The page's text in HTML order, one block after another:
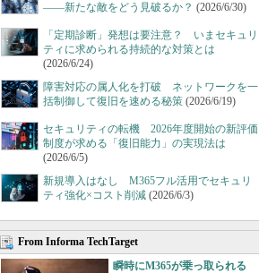
――新たな敵をどう見破るか？ (2026/6/30)
「定期診断」発想は要注意？ いまセキュリ
ティに求められる持続的な対策とは
(2026/6/24)
障害対応の属人化を打破 ネットワークを一
括制御して復旧を速める秘策 (2026/6/19)
セキュリティの転機 2026年度開始の新評価
制度が求める「復旧能力」の実現法は
(2026/6/5)
新規導入はなし M365フル活用でセキュリ
ティ強化×コスト削減 (2026/6/3)
From Informa TechTarget
瞬時にM365が乗っ取られる